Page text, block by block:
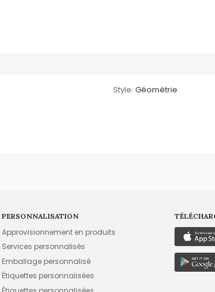
Style: Géométrie
PERSONNALISATION
Approvisionnement en produits
Services personnalisés
Emballage personnalisé
Étiquettes personnalisées